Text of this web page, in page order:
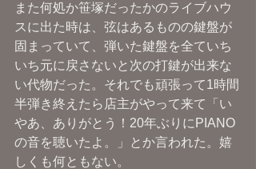
また何処か笹塚だったかのライブハウ
スに出た時は、弦はあるものの鍵盤が
固まっていて、弾いた鍵盤を全ていち
いち元に戻さないと次の打鍵が出来な
い代物だった。それでも頑張って1時間
半弾き終えたら店主がやって来て「い
やあ、ありがとう！20年ぶりにPIANO
の音を聴いたよ。」とか言われた。嬉
しくも何ともない。